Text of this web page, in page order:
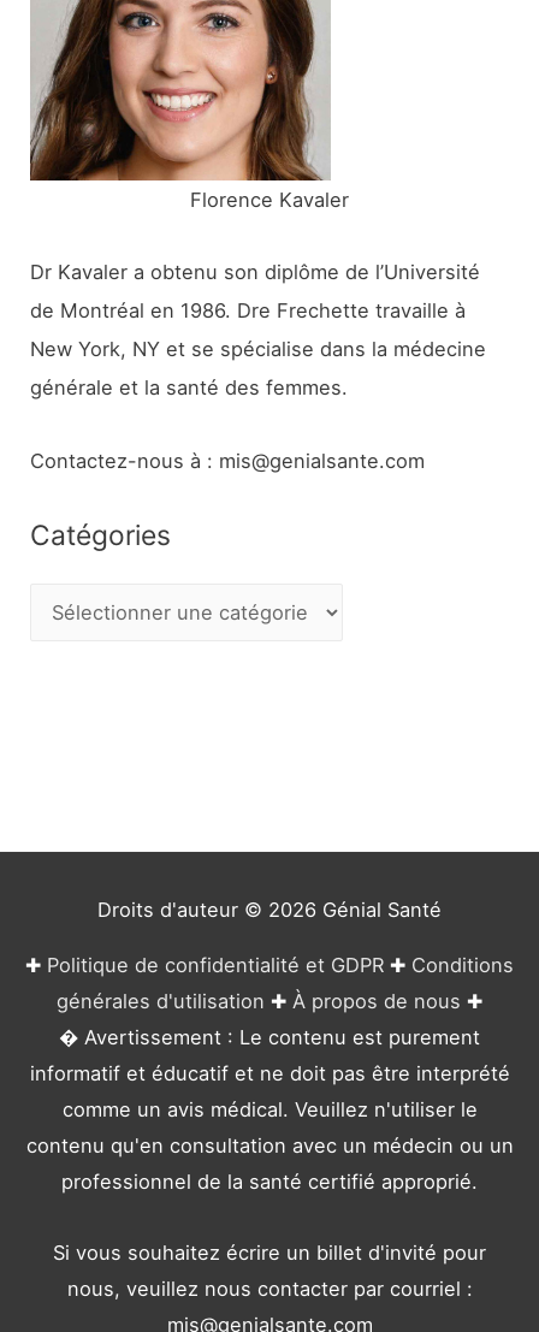
:
Florence Kavaler
Dr Kavaler a obtenu son diplôme de l’Université
de Montréal en 1986. Dre Frechette travaille à
New York, NY et se spécialise dans la médecine
générale et la santé des femmes.
Contactez-nous à : mis@genialsante.com
Catégories
Droits d'auteur © 2026 Génial Santé
✚ Politique de confidentialité et GDPR ✚ Conditions
générales d'utilisation ✚ À propos de nous ✚
� Avertissement : Le contenu est purement
informatif et éducatif et ne doit pas être interprété
comme un avis médical. Veuillez n'utiliser le
contenu qu'en consultation avec un médecin ou un
professionnel de la santé certifié approprié.
Si vous souhaitez écrire un billet d'invité pour
nous, veuillez nous contacter par courriel :
mis@genialsante.com